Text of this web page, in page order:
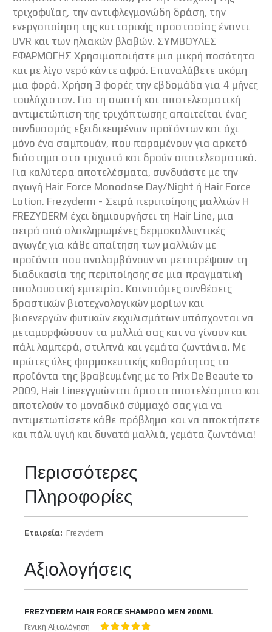
τριχοφυϊας, την αντιφλεγμονώδη δράση, την
ενεργοποίηση της κυτταρικής προστασίας έναντι
UVR και των ηλιακών βλαβών. ΣΥΜΒΟΥΛΕΣ
ΕΦΑΡΜΟΓΗΣ Χρησιμοποιήστε μια μικρή ποσότητα
και με λίγο νερό κάντε αφρό. Επαναλάβετε ακόμη
μια φορά. Χρήση 3 φορές την εβδομάδα για 4 μήνες
τουλάχιστον. Για τη σωστή και αποτελεσματική
αντιμετώπιση της τριχόπτωσης απαιτείται ένας
συνδυασμός εξειδικευμένων προϊόντων και όχι
μόνο ένα σαμπουάν, που παραμένουν για αρκετό
διάστημα στο τριχωτό και δρούν αποτελεσματικά.
Για καλύτερα αποτελέσματα, συνδυάστε με την
αγωγή Hair Force Monodose Day/Night ή Hair Force
Lotion. Frezyderm - Σειρά περιποίησης μαλλιών Η
FREZYDERM έχει δημιουργήσει τη Hair Line, μια
σειρά από ολοκληρωμένες δερμοκαλλυντικές
αγωγές για κάθε απαίτηση των μαλλιών με
προϊόντα που αναλαμβάνουν να μετατρέψουν τη
διαδικασία της περιποίησης σε μια πραγματική
απολαυστική εμπειρία. Καινοτόμες συνθέσεις
δραστικών βιοτεχνολογικών μορίων και
βιοενεργών φυτικών εκχυλισμάτων υπόσχονται να
μεταμορφώσουν τα μαλλιά σας και να γίνουν και
πάλι λαμπερά, στιλπνά και γεμάτα ζωντάνια. Με
πρώτες ύλες φαρμακευτικής καθαρότητας τα
προϊόντα της βραβευμένης με το Prix De Beaute το
2009, Hair Lineεγγυώνται άριστα αποτελέσματα και
αποτελούν το μοναδικό σύμμαχό σας για να
αντιμετωπίσετε κάθε πρόβλημα και να αποκτήσετε
και πάλι υγιή και δυνατά μαλλιά, γεμάτα ζωντάνια!
Περισσότερες
Πληροφορίες
ΠερισσότερεςFrezyderm
Αξιολογήσεις
FREZYDERM HAIR FORCE SHAMPOO MEN 200ML
Γενική Αξιολόγηση